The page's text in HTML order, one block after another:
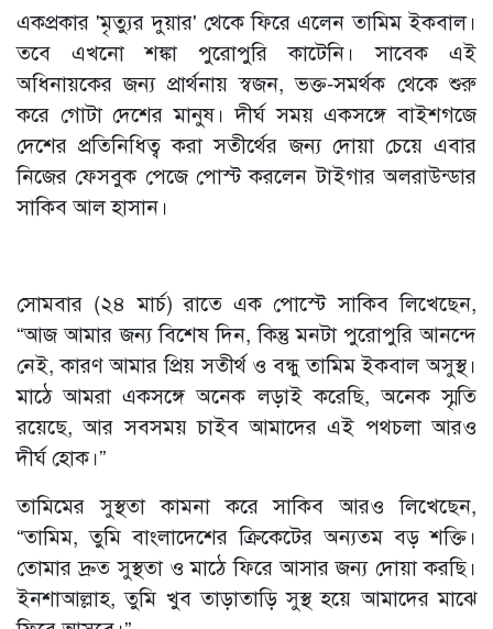
একপ্রকার 'মৃত্যুর দুয়ার' থেকে ফিরে এলেন তামিম ইকবাল।
তবে এখনো শঙ্কা পুরোপুরি কাটেনি। সাবেক এই
অধিনায়কের জন্য প্রার্থনায় স্বজন, ভক্ত-সমর্থক থেকে শুরু
করে গোটা দেশের মানুষ। দীর্ঘ সময় একসঙ্গে বাইশগজে
দেশের প্রতিনিধিত্ব করা সতীর্থের জন্য দোয়া চেয়ে এবার
নিজের ফেসবুক পেজে পোস্ট করলেন টাইগার অলরাউন্ডার
সাকিব আল হাসান।
সোমবার (২৪ মার্চ) রাতে এক পোস্টে সাকিব লিখেছেন,
“আজ আমার জন্য বিশেষ দিন, কিন্তু মনটা পুরোপুরি আনন্দে
নেই, কারণ আমার প্রিয় সতীর্থ ও বন্ধু তামিম ইকবাল অসুস্থ।
মাঠে আমরা একসঙ্গে অনেক লড়াই করেছি, অনেক স্মৃতি
রয়েছে, আর সবসময় চাইব আমাদের এই পথচলা আরও
দীর্ঘ হোক।”
তামিমের সুস্থতা কামনা করে সাকিব আরও লিখেছেন,
“তামিম, তুমি বাংলাদেশের ক্রিকেটের অন্যতম বড় শক্তি।
তোমার দ্রুত সুস্থতা ও মাঠে ফিরে আসার জন্য দোয়া করছি।
ইনশাআল্লাহ, তুমি খুব তাড়াতাড়ি সুস্থ হয়ে আমাদের মাঝে